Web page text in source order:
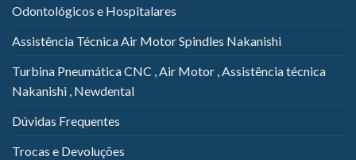
Odontológicos e Hospitalares
Assistência Técnica Air Motor Spindles Nakanishi
Turbina Pneumática CNC , Air Motor , Assistência técnica
Nakanishi , Newdental
Dúvidas Frequentes
Trocas e Devoluções